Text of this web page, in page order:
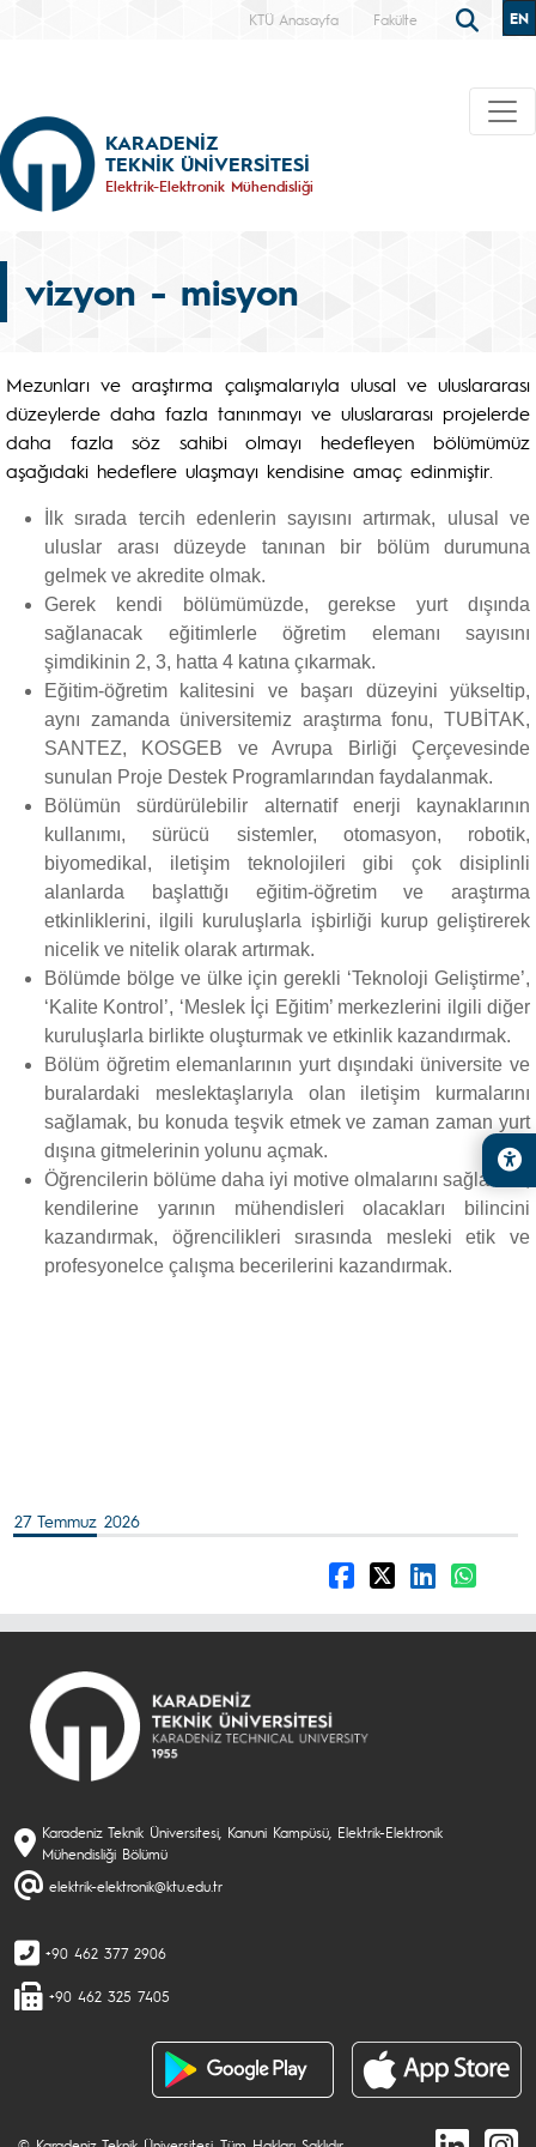
KTÜ Anasayfa Fakülte EN
KARADENİZ
TEKNİK ÜNİVERSİTESİ
Elektrik-Elektronik Mühendisliği
vizyon - misyon
Mezunları ve araştırma çalışmalarıyla ulusal ve uluslararası
düzeylerde daha fazla tanınmayı ve uluslararası projelerde
daha fazla söz sahibi olmayı hedefleyen bölümümüz
aşağıdaki hedeflere ulaşmayı kendisine amaç edinmiştir.
İlk sırada tercih edenlerin sayısını artırmak, ulusal ve
uluslar arası düzeyde tanınan bir bölüm durumuna
gelmek ve akredite olmak.
Gerek kendi bölümümüzde, gerekse yurt dışında
sağlanacak eğitimlerle öğretim elemanı sayısını
şimdikinin 2, 3, hatta 4 katına çıkarmak.
Eğitim-öğretim kalitesini ve başarı düzeyini yükseltip,
aynı zamanda üniversitemiz araştırma fonu, TUBİTAK,
SANTEZ, KOSGEB ve Avrupa Birliği Çerçevesinde
sunulan Proje Destek Programlarından faydalanmak.
Bölümün sürdürülebilir alternatif enerji kaynaklarının
kullanımı, sürücü sistemler, otomasyon, robotik,
biyomedikal, iletişim teknolojileri gibi çok disiplinli
alanlarda başlattığı eğitim-öğretim ve araştırma
etkinliklerini, ilgili kuruluşlarla işbirliği kurup geliştirerek
nicelik ve nitelik olarak artırmak.
Bölümde bölge ve ülke için gerekli ‘Teknoloji Geliştirme’,
‘Kalite Kontrol’, ‘Meslek İçi Eğitim’ merkezlerini ilgili diğer
kuruluşlarla birlikte oluşturmak ve etkinlik kazandırmak.
Bölüm öğretim elemanlarının yurt dışındaki üniversite ve
buralardaki meslektaşlarıyla olan iletişim kurmalarını
sağlamak, bu konuda teşvik etmek ve zaman zaman yurt
dışına gitmelerinin yolunu açmak.
Öğrencilerin bölüme daha iyi motive olmalarını sağlamak,
kendilerine yarının mühendisleri olacakları bilincini
kazandırmak, öğrencilikleri sırasında mesleki etik ve
profesyonelce çalışma becerilerini kazandırmak.
27 Temmuz 2026
Karadeniz Teknik Üniversitesi, Kanuni Kampüsü, Elektrik-Elektronik
Mühendisliği Bölümü
elektrik-elektronik@ktu.edu.tr
+90 462 377 2906
+90 462 325 7405